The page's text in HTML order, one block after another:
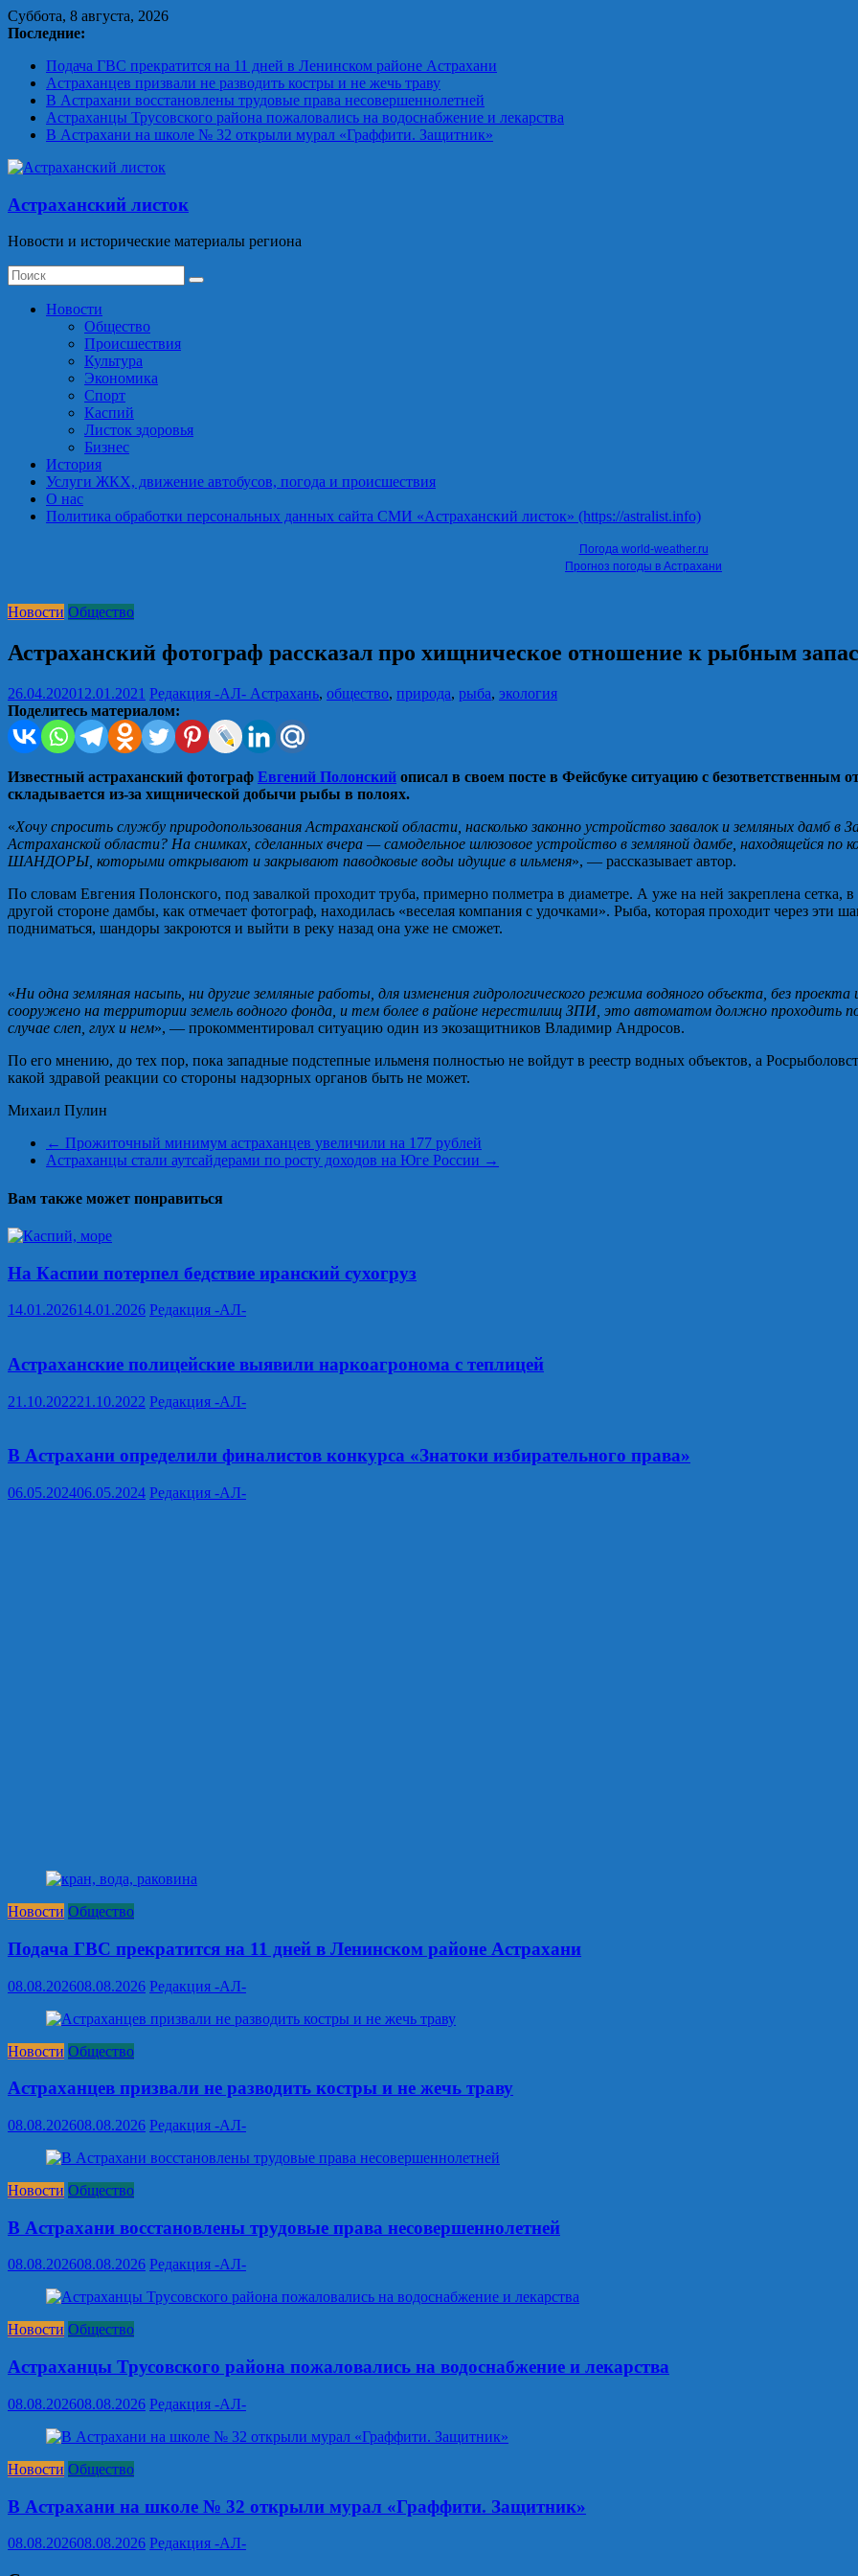
Skip
to
Суббота, 8 августа, 2026
Последние:
Подача ГВС прекратится на 11 дней в Ленинском районе Астрахани
Астраханцев призвали не разводить костры и не жечь траву
В Астрахани восстановлены трудовые права несовершеннолетней
Астраханцы Трусовского района пожаловались на водоснабжение и лекарства
В Астрахани на школе № 32 открыли мурал «Граффити. Защитник»
Астраханский листок
Новости и исторические материалы региона
Новости
Общество
Происшествия
Культура
Экономика
Спорт
Каспий
Листок здоровья
Бизнес
История
Услуги ЖКХ, движение автобусов, погода и происшествия
О нас
Политика обработки персональных данных сайта СМИ «Астраханский листок» (https://astralist.info)
Погода world-weather.ru
Прогноз погоды в Астрахани
Новости Общество
Астраханский фотограф рассказал про хищническое отношение к рыбным
26.04.202012.01.2021 Редакция -АЛ- Астрахань, общество, природа, рыба, экология
Поделитесь материалом:
Известный астраханский фотограф Евгений Полонский описал в своем посте в Фейсбуке ситуацию с
складывается из-за хищнической добычи рыбы в полоях.
«Хочу спросить службу природопользования Астраханской области, насколько законно устройство завалок и земляных дамб в
Астраханской области? На снимках, сделанных вчера — самодельное шлюзовое устройство в земляной дамбе, находящейся
ШАНДОРЫ, которыми открывают и закрывают паводковые воды идущие в ильменя», — рассказывает автор.
По словам Евгения Полонского, под завалкой проходит труба, примерно полметра в диаметре. А уже на ней закреплена сетка,
другой стороне дамбы, как отмечает фотограф, находилась «веселая компания с удочками». Рыба, которая проходит через
подниматься, шандоры закроются и выйти в реку назад она уже не сможет.
«Ни одна земляная насыпь, ни другие земляные работы, для изменения гидрологического режима водяного объекта, без
сооружено на территории земель водного фонда, и тем более в районе нерестилищ ЗПИ, это автоматом должно проходить
случае слеп, глух и нем», — прокомментировал ситуацию один из экозащитников Владимир Андросов.
По его мнению, до тех пор, пока западные подстепные ильменя полностью не войдут в реестр водных объектов, а
какой здравой реакции со стороны надзорных органов быть не может.
Михаил Пулин
← Прожиточный минимум астраханцев увеличили на 177 рублей
Астраханцы стали аутсайдерами по росту доходов на Юге России →
Вам также может понравиться
На Каспии потерпел бедствие иранский сухогруз
14.01.202614.01.2026 Редакция -АЛ-
Астраханские полицейские выявили наркоагронома с теплицей
21.10.202221.10.2022 Редакция -АЛ-
В Астрахани определили финалистов конкурса «Знатоки избирательного права»
06.05.202406.05.2024 Редакция -АЛ-
Новости Общество
Подача ГВС прекратится на 11 дней в Ленинском районе Астрахани
08.08.202608.08.2026 Редакция -АЛ-
Новости Общество
Астраханцев призвали не разводить костры и не жечь траву
08.08.202608.08.2026 Редакция -АЛ-
Новости Общество
В Астрахани восстановлены трудовые права несовершеннолетней
08.08.202608.08.2026 Редакция -АЛ-
Новости Общество
Астраханцы Трусовского района пожаловались на водоснабжение и лекарства
08.08.202608.08.2026 Редакция -АЛ-
Новости Общество
В Астрахани на школе № 32 открыли мурал «Граффити. Защитник»
08.08.202608.08.2026 Редакция -АЛ-